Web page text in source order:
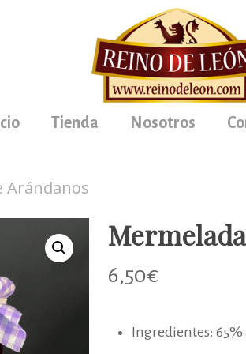
Tienda Nosotros
Arándanos
6,50€
Ingredientes: 65%